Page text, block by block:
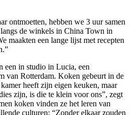
ontmoetten, hebben we 3 uur samen
de winkels in China Town in
maakten een lange lijst met recepten
een in studio in Lucia, een
van Rotterdam. Koken gebeurt in de
heeft zijn eigen keuken, maar
zijn, is die te klein voor ons”, zegt
koken vinden ze het leren van
culturen: “Zonder elkaar zouden